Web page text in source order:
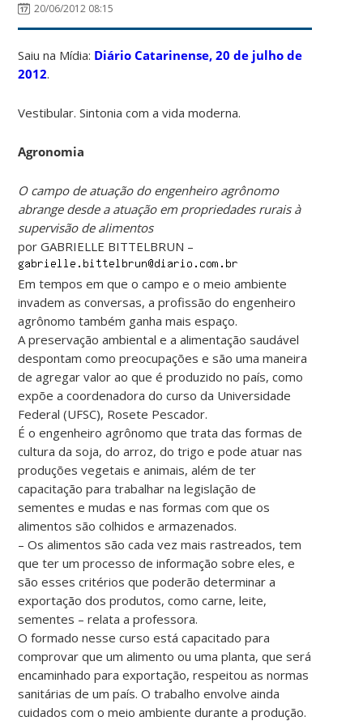
20/06/2012 08:15
Saiu na Mídia: Diário Catarinense, 20 de julho de
2012.
Vestibular. Sintonia com a vida moderna.
Agronomia
O campo de atuação do engenheiro agrônomo
abrange desde a atuação em propriedades rurais à
supervisão de alimentos
por GABRIELLE BITTELBRUN –
Em tempos em que o campo e o meio ambiente
invadem as conversas, a profissão do engenheiro
agrônomo também ganha mais espaço.
A preservação ambiental e a alimentação saudável
despontam como preocupações e são uma maneira
de agregar valor ao que é produzido no país, como
expõe a coordenadora do curso da Universidade
Federal (UFSC), Rosete Pescador.
É o engenheiro agrônomo que trata das formas de
cultura da soja, do arroz, do trigo e pode atuar nas
produções vegetais e animais, além de ter
capacitação para trabalhar na legislação de
sementes e mudas e nas formas com que os
alimentos são colhidos e armazenados.
– Os alimentos são cada vez mais rastreados, tem
que ter um processo de informação sobre eles, e
são esses critérios que poderão determinar a
exportação dos produtos, como carne, leite,
sementes – relata a professora.
O formado nesse curso está capacitado para
comprovar que um alimento ou uma planta, que será
encaminhado para exportação, respeitou as normas
sanitárias de um país. O trabalho envolve ainda
cuidados com o meio ambiente durante a produção.